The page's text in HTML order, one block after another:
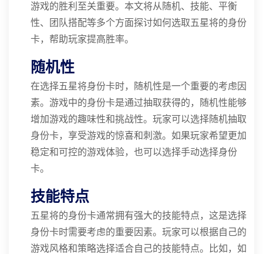
游戏的胜利至关重要。本文将从随机、技能、平衡
性、团队搭配等多个方面探讨如何选取五星将的身份
卡，帮助玩家提高胜率。
随机性
在选择五星将身份卡时，随机性是一个重要的考虑因
素。游戏中的身份卡是通过抽取获得的，随机性能够
增加游戏的趣味性和挑战性。玩家可以选择随机抽取
身份卡，享受游戏的惊喜和刺激。如果玩家希望更加
稳定和可控的游戏体验，也可以选择手动选择身份
卡。
技能特点
五星将的身份卡通常拥有强大的技能特点，这是选择
身份卡时需要考虑的重要因素。玩家可以根据自己的
游戏风格和策略选择适合自己的技能特点。比如，如